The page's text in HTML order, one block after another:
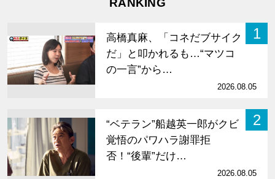
RANKING
1
高橋真麻、「コネだブサイク
だ」と叩かれるも…“マツコ
の一言”から…
2026.08.05
2
“ベテラン”船越英一郎がクビ
覚悟のパワハラ謝罪拒
否！“後輩”だけ…
2026.08.05